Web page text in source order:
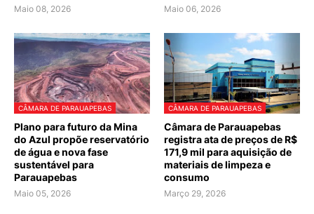
Maio 08, 2026 Maio 06, 2026
CÂMARA DE PARAUAPEBAS
Plano para futuro da Mina
do Azul propõe reservatório
de água e nova fase
sustentável para
Parauapebas
Maio 05, 2026
CÂMARA DE PARAUAPEBAS
Câmara de Parauapebas
registra ata de preços de R$
171,9 mil para aquisição de
materiais de limpeza e
consumo
Março 29, 2026